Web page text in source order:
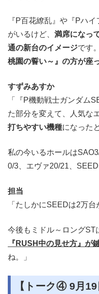
『P百花繚乱』や『Pハ
がいるけど、 満席になっ
通の新台のイメージです
桃園の誓い～』の方が座
すずみあすか
「『P機動戦士ガンダム
た部分を変えて、人気な
打ちやすい機種になった
私の今いるホールは
0/3、エヴァ20/21、
担当
「たしかにSEEDは2万
今後もミドル～ロングST
『RUSH中の見せ方』が
ね。」
【トーク④ 9月